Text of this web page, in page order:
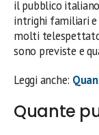
il pubblico
intrighi familiari e
molti
sono previste e
Leggi anche:
Quante